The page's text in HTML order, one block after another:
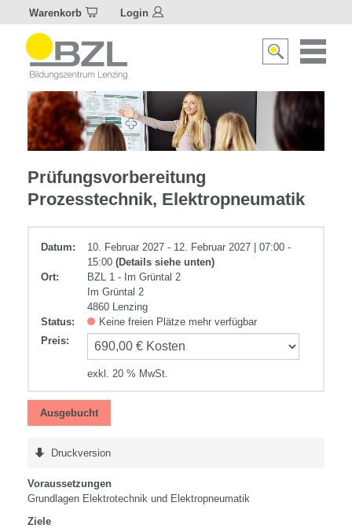
Warenkorb Login
Suche
Elektrotechnik
Prüfungsvorbereitung
Prozesstechnik, Elektropneumatik
Datum:
10. Februar 2027 - 12. Februar 2027 | 07:00 -
15:00 (Details siehe unten)
Ort:
BZL 1 - Im Grüntal 2
Im Grüntal 2
4860 Lenzing
Status:
Keine freien Plätze mehr verfügbar
Preis:
exkl. 20 % MwSt.
Ausgebucht
Druckversion
Voraussetzungen
Grundlagen Elektrotechnik und Elektropneumatik
Ziele